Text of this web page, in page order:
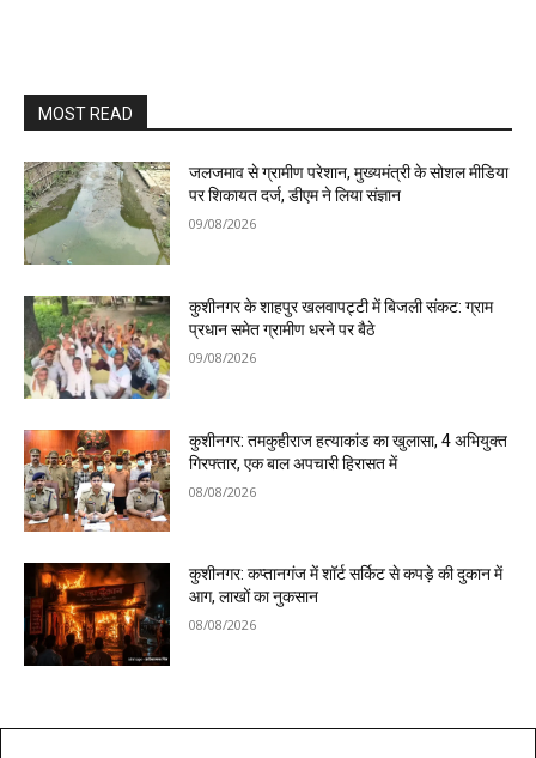
MOST READ
जलजमाव से ग्रामीण परेशान, मुख्यमंत्री के सोशल मीडिया
पर शिकायत दर्ज, डीएम ने लिया संज्ञान
09/08/2026
कुशीनगर के शाहपुर खलवापट्टी में बिजली संकट: ग्राम
प्रधान समेत ग्रामीण धरने पर बैठे
09/08/2026
कुशीनगर: तमकुहीराज हत्याकांड का खुलासा, 4 अभियुक्त
गिरफ्तार, एक बाल अपचारी हिरासत में
08/08/2026
कुशीनगर: कप्तानगंज में शॉर्ट सर्किट से कपड़े की दुकान में
आग, लाखों का नुकसान
08/08/2026